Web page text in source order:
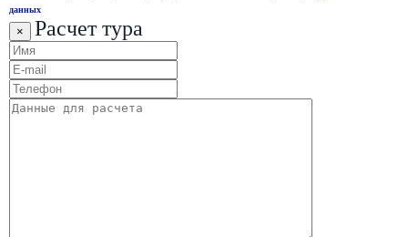
данных
× Расчет тура